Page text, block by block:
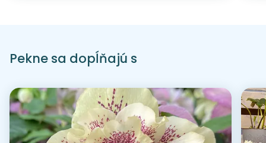
Pekne sa dopĺňajú s